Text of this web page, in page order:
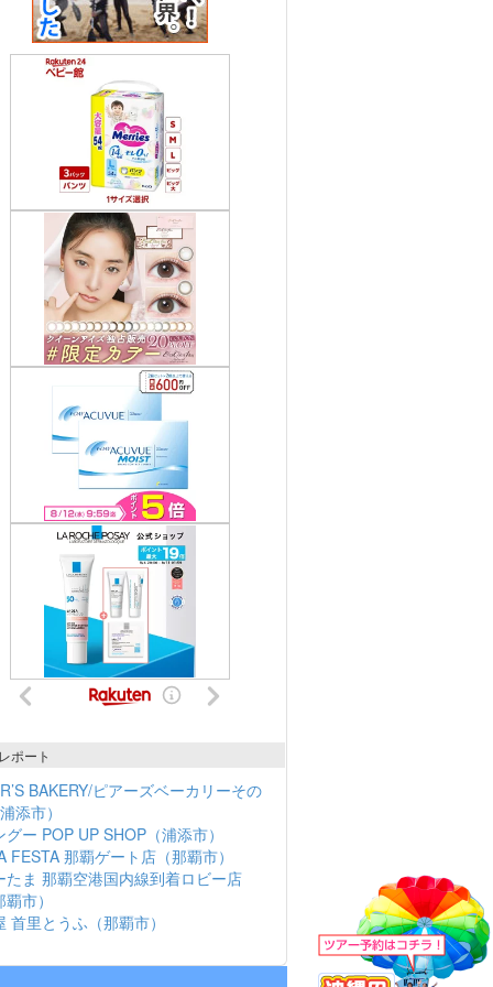
ポート
BAKERY/ピアーズベーカリーその
添市）
グー POP UP SHOP（浦添市）
FESTA 那覇ゲート店（那覇市）
たま 那覇空港国内線到着ロビー店
市）
首里とうふ（那覇市）